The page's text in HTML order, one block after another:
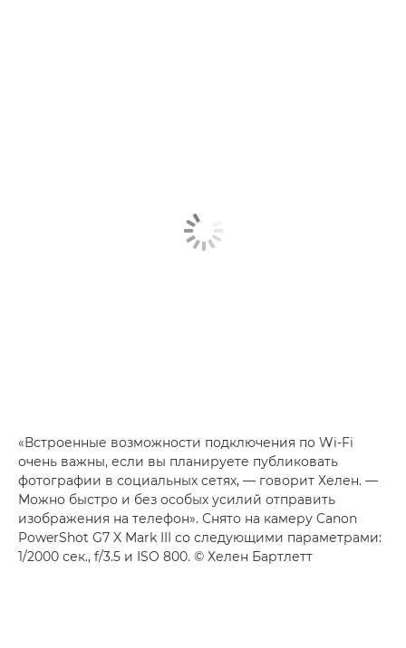
«Встроенные возможности подключения по Wi-Fi
очень важны, если вы планируете публиковать
фотографии в социальных сетях, — говорит Хелен. —
Можно быстро и без особых усилий отправить
изображения на телефон». Снято на камеру Canon
PowerShot G7 X Mark III со следующими параметрами:
1/2000 сек., f/3.5 и ISO 800. © Хелен Бартлетт